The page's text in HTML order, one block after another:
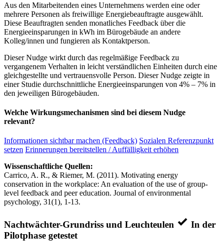
Aus den Mitarbeitenden eines Unternehmens werden eine oder
mehrere Personen als freiwillige Energiebeauftragte ausgewählt.
Diese Beauftragten senden monatliches Feedback über die
Energieeinsparungen in kWh im Bürogebäude an andere
Kolleg/innen und fungieren als Kontaktperson.
Dieser Nudge wirkt durch das regelmäßige Feedback zu
vergangenem Verhalten in leicht verständlichen Einheiten durch eine
gleichgestellte und vertrauensvolle Person. Dieser Nudge zeigte in
einer Studie durchschnittliche Energieeinsparungen von 4% – 7% in
den jeweiligen Bürogebäuden.
Welche Wirkungsmechanismen sind bei diesem Nudge
relevant?
Informationen sichtbar machen (Feedback) Sozialen Referenzpunkt
setzen Erinnerungen bereitstellen / Auffälligkeit erhöhen
Wissenschaftliche Quellen:
Carrico, A. R., & Riemer, M. (2011). Motivating energy
conservation in the workplace: An evaluation of the use of group-
level feedback and peer education. Journal of environmental
psychology, 31(1), 1-13.
Nachtwächter-Grundriss und Leuchteulen
In der
Pilotphase getestet